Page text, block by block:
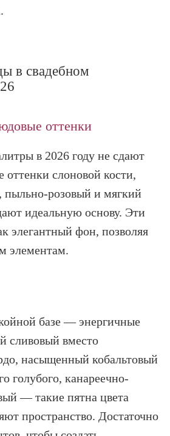
в свадебном
оттенки
в 2026 году не сдают
слоновой кости,
пыльно-розовый и мягкий
идеальную основу. Эти
элегантный фон, позволяя
элементам.
базе — энергичные
сливовый вместо
насыщенный кобальтовый
голубого, канареечно-
— такие пятна цвета
пространство. Достаточно